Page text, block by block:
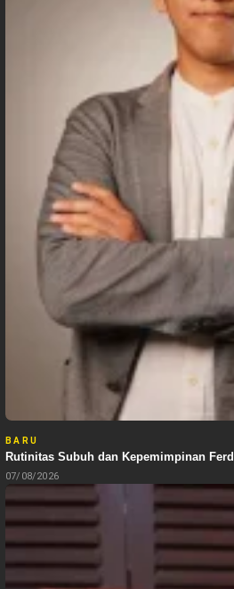
BARU
Rutinitas Subuh dan Kepemimpinan
07/08/2026